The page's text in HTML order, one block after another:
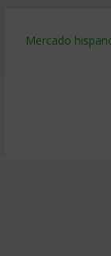
Mercado
Stablecoins
Despido
IA en
Trabajo